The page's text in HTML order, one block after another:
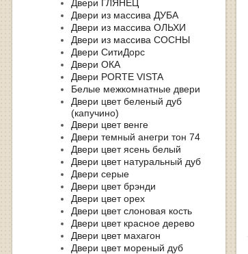
Двери ГЛЯНЕЦ
Двери из массива ДУБА
Двери из массива ОЛЬХИ
Двери из массива СОСНЫ
Двери СитиДорс
Двери ОКА
Двери PORTE VISTA
Белые межкомнатные двери
Двери цвет беленый дуб
(капучино)
Двери цвет венге
Двери темный анегри тон 74
Двери цвет ясень белый
Двери цвет натуральный дуб
Двери серые
Двери цвет брэнди
Двери цвет орех
Двери цвет слоновая кость
Двери цвет красное дерево
Двери цвет махагон
Двери цвет мореный дуб